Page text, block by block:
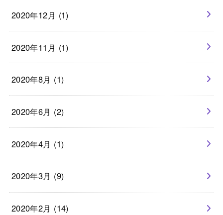
2020年12月 (1)
2020年11月 (1)
2020年8月 (1)
2020年6月 (2)
2020年4月 (1)
2020年3月 (9)
2020年2月 (14)